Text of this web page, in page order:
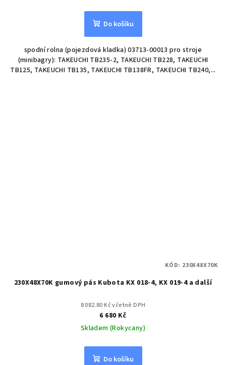
Do košíku
spodní rolna (pojezdová kladka) 03713-00013 pro stroje
(minibagry): TAKEUCHI TB235-2, TAKEUCHI TB228, TAKEUCHI
TB125, TAKEUCHI TB135, TAKEUCHI TB138FR, TAKEUCHI TB240,...
230X48X70K gumový pás Kubota KX 018-4, KX 019-4 a další
8 082.80 Kč včetně DPH
6 680 Kč
Skladem (Rokycany)
Do košíku
KÓD: 230X48X70K